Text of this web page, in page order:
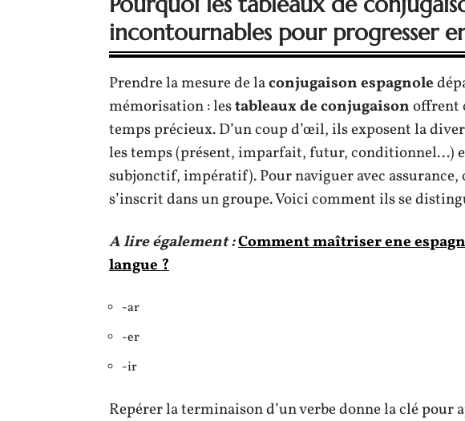
incontournables pour progresser
Prendre la mesure de laconjugaison espagnole
mémorisation : lestableaux de conjugaisonoffrent
temps précieux. D’un coup d’œil, ils exposent la
les temps (présent, imparfait, futur, conditionnel…)
subjonctif, impératif). Pour naviguer avec assurance,
s’inscrit dans un groupe. Voici comment ils se
A lire également :Comment maîtriser ene
langue ?
-ar
-er
-ir
Repérer la terminaison d’un verbe donne la clé pour